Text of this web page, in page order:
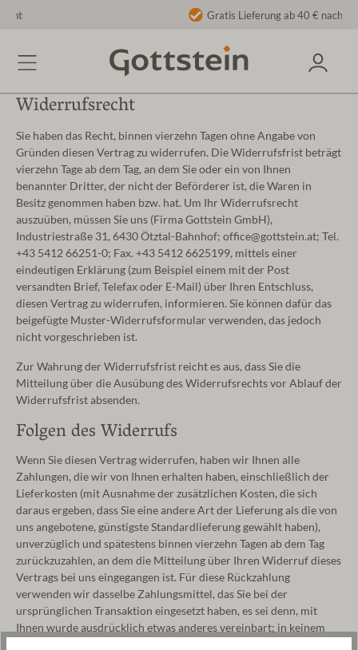
Gratis Lieferung ab 40 € nach DE/AT
Widerrufsrecht
Sie haben das Recht, binnen vierzehn Tagen ohne Angabe von
Gründen diesen Vertrag zu widerrufen. Die Widerrufsfrist beträgt
vierzehn Tage ab dem Tag, an dem Sie oder ein von Ihnen
benannter Dritter, der nicht der Beförderer ist, die Waren in
Besitz genommen haben bzw. hat. Um Ihr Widerrufsrecht
auszuüben, müssen Sie uns (Firma Gottstein GmbH),
Industriestraße 31,6430 Ötztal-Bahnhof; office@gottstein.at; Tel.
+43 5412 66251-0; Fax. +43 5412 6625199, mittels einer
eindeutigen Erklärung (zum Beispiel einem mit der Post
versandten Brief, Telefax oder E-Mail) über Ihren Entschluss,
diesen Vertrag zu widerrufen, informieren. Sie können dafür das
beigefügte Muster-Widerrufsformular verwenden, das jedoch
nicht vorgeschrieben ist.
Zur Wahrung der Widerrufsfrist reicht es aus, dass Sie die
Mitteilung über die Ausübung des Widerrufsrechts vor Ablauf der
Widerrufsfrist absenden.
Folgen des Widerrufs
Wenn Sie diesen Vertrag widerrufen, haben wir Ihnen alle
Zahlungen, die wir von Ihnen erhalten haben, einschließlich der
Lieferkosten (mit Ausnahme der zusätzlichen Kosten, die sich
daraus ergeben, dass Sie eine andere Art der Lieferung als die von
uns angebotene, günstigste Standardlieferung gewählt haben),
unverzüglich und spätestens binnen vierzehn Tagen ab dem Tag
zurückzuzahlen, an dem die Mitteilung über Ihren Widerruf dieses
Vertrags bei uns eingegangen ist. Für diese Rückzahlung
verwenden wir dasselbe Zahlungsmittel, das Sie bei der
ursprünglichen Transaktion eingesetzt haben, es sei denn, mit
Ihnen wurde ausdrücklich etwas anderes vereinbart; in keinem